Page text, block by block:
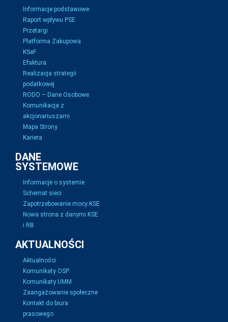
Informacje podstawowe
Raport wpływu PSE
Przetargi
Platforma Zakupowa
KSeF
Efaktura
Realizacja strategii
podatkowej
RODO – Dane Osobowe
Komunikacja z
akcjonariuszami
Mapa Strony
Kariera
DANE
SYSTEMOWE
Informacje o systemie
Schemat sieci
Zapotrzebowanie mocy KSE
Nowa strona z danymi KSE
i RB
AKTUALNOŚCI
Aktualności
Komunikaty OSP
Komunikaty UMM
Zaangażowanie społeczne
Kontakt do biura
prasowego